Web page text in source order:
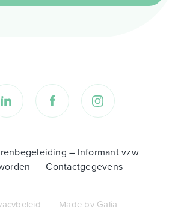
– Informant vzw
Contactgegevens
Made by Galia